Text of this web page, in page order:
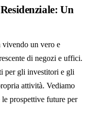
Un
vivendo un vero e
di negozi e uffici.
per gli investitori e gli
attività. Vediamo
prospettive future per